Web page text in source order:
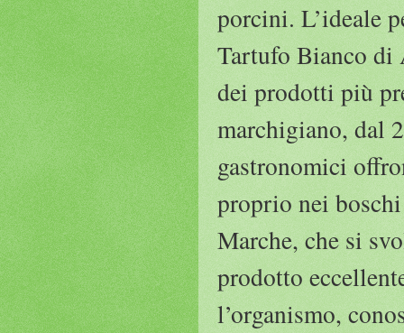
porcini. L’ideale
Tartufo Bianco di
dei prodotti più
marchigiano, dal
gastronomici
proprio nei
Marche, che si
prodotto
l’organismo,